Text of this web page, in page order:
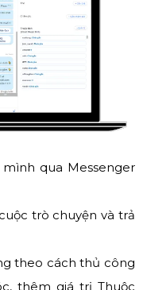
qua Messenger
trò chuyện và trả
theo cách thủ công
thêm giá trị Thuộc